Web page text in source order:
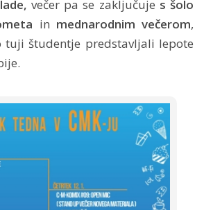
večer pa se zaključuje s šolo
in mednarodnim večerom,
tuji študentje predstavljali lepote